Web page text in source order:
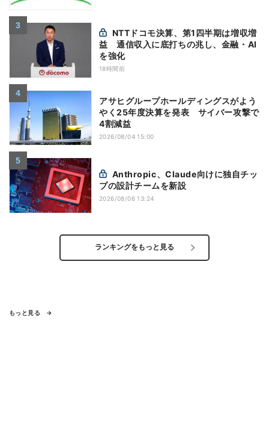
益 通信収入に底打ちの兆し、金融・AI
を強化
18時間前
アサヒグループホールディングスがよう
やく25年度決算を発表 サイバー攻撃で
4割減益
2026/08/04 15:00
プの設計チームを新設
2026/08/06 13:24
ランキングをもっと見る
もっと見る